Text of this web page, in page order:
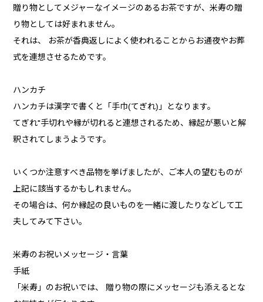
贈り物としてメジャーなイメージのあるお茶ですが、米寿の贈
り物としては好まれません。
それは、 お茶が香典返しによく使われることからお通夜やお葬
式を連想させるためです。
ハンカチ
ハンカチは漢字で書くと「手巾(てぎれ)」となります。
てぎれ⁼手切れや縁が切れると連想されるため、縁起が悪いと解
釈されてしまうようです。
いくつか注意すべき品物を挙げましたが、ご本人の望むものが
上記に該当するかもしれません。
その場合は、何か縁起の良いものを一緒に渡したりなどして工
夫してみて下さい。
米寿のお祝いメッセージ・言葉
手紙
「米寿」のお祝いでは、 贈り物の際にメッセージも添えるとな